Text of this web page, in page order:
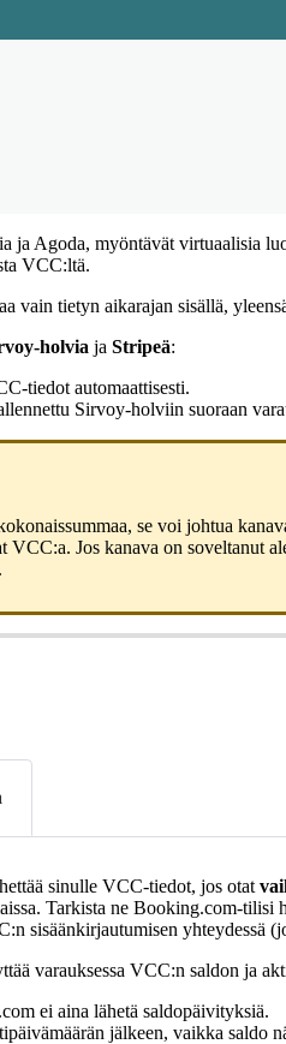
ja Agoda, myöntävät virtuaalisia
VCC:ltä.
vain tietyn aikarajan sisällä, yleens
-holvia ja Stripeä:
-tiedot automaattisesti.
Sirvoy-holviin suoraan
, se voi johtua
VCC:a. Jos kanava on soveltanut
.
hettää sinulle VCC-tiedot, jos otat
. Tarkista ne Booking.com-tilisi
:n sisäänkirjautumisen yhteydessä (
ää varauksessa VCC:n saldon ja
.com ei aina lähetä saldopäivityksiä.
äivämäärän jälkeen, vaikka saldo n